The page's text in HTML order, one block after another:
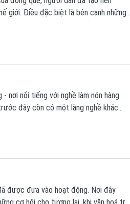
giới. Điều đặc biệt là bên cạnh những
- nơi nổi tiếng với nghề làm nón hàng
đây còn có một làng nghề khác
được đưa vào hoạt động. Nơi đây